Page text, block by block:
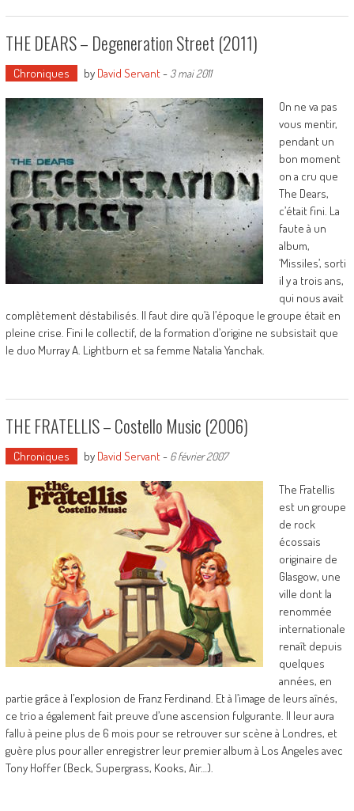
THE DEARS – Degeneration Street (2011)
Chroniques by David Servant- 3 mai 2011
On ne va pas
vous mentir,
pendant un
bon moment
on a cru que
The Dears,
c’était fini. La
faute à un
album,
‘Missiles’, sorti
il y a trois ans,
qui nous avait
complètement déstabilisés. Il faut dire qu’à l’époque le groupe était en
pleine crise. Fini le collectif, de la formation d’origine ne subsistait que
le duo Murray A. Lightburn et sa femme Natalia Yanchak.
THE FRATELLIS – Costello Music (2006)
Chroniques by David Servant- 6 février 2007
The Fratellis
est un groupe
de rock
écossais
originaire de
Glasgow, une
ville dont la
renommée
internationale
renaît depuis
quelques
années, en
partie grâce à l’explosion de Franz Ferdinand. Et à l’image de leurs aînés,
ce trio a également fait preuve d’une ascension fulgurante. Il leur aura
fallu à peine plus de 6 mois pour se retrouver sur scène à Londres, et
guère plus pour aller enregistrer leur premier album à Los Angeles avec
Tony Hoffer (Beck, Supergrass, Kooks, Air…).